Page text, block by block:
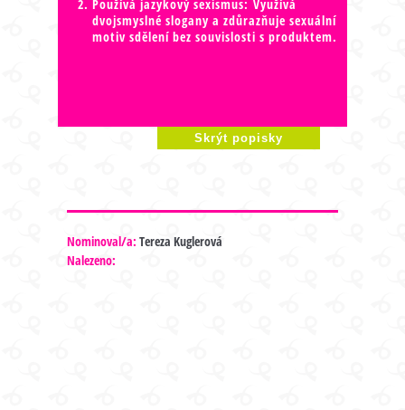
Používá jazykový sexismus: Využívá
dvojsmyslné slogany a zdůrazňuje sexuální
motiv sdělení bez souvislosti s produktem.
Skrýt popisky
Nominoval/a: Tereza Kuglerová
Nalezeno: